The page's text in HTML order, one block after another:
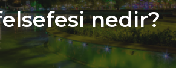
nedir?